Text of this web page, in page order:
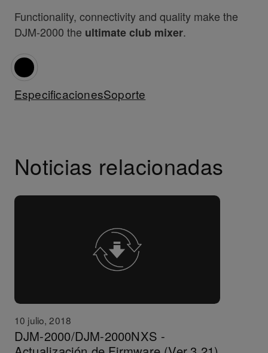
Functionality, connectivity and quality make the
DJM-2000 the ultimate club mixer.
EspecificacionesSoporte
Noticias relacionadas
10 julio, 2018
DJM-2000/DJM-2000NXS -